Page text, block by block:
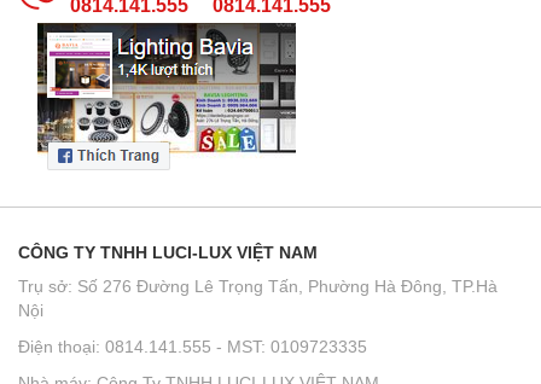
0814.141.555 0814.141.555
CÔNG TY TNHH LUCI-LUX VIỆT NAM
Trụ sở: Số 276 Đường Lê Trọng Tấn, Phường Hà Đông, TP.Hà
Nội
Điện thoại: 0814.141.555 - MST: 0109723335